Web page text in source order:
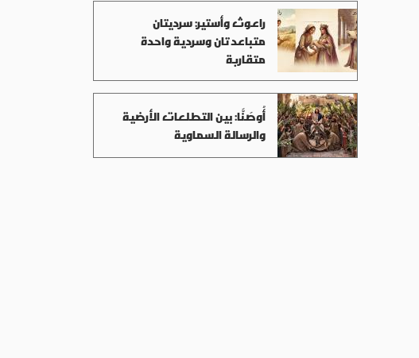
راعوث وأستير: سرديتان
متباعدتان وسردية واحدة
متقاربة
أُوصَنَّا: بين التطلعات الأرضية
والرسالة السماوية